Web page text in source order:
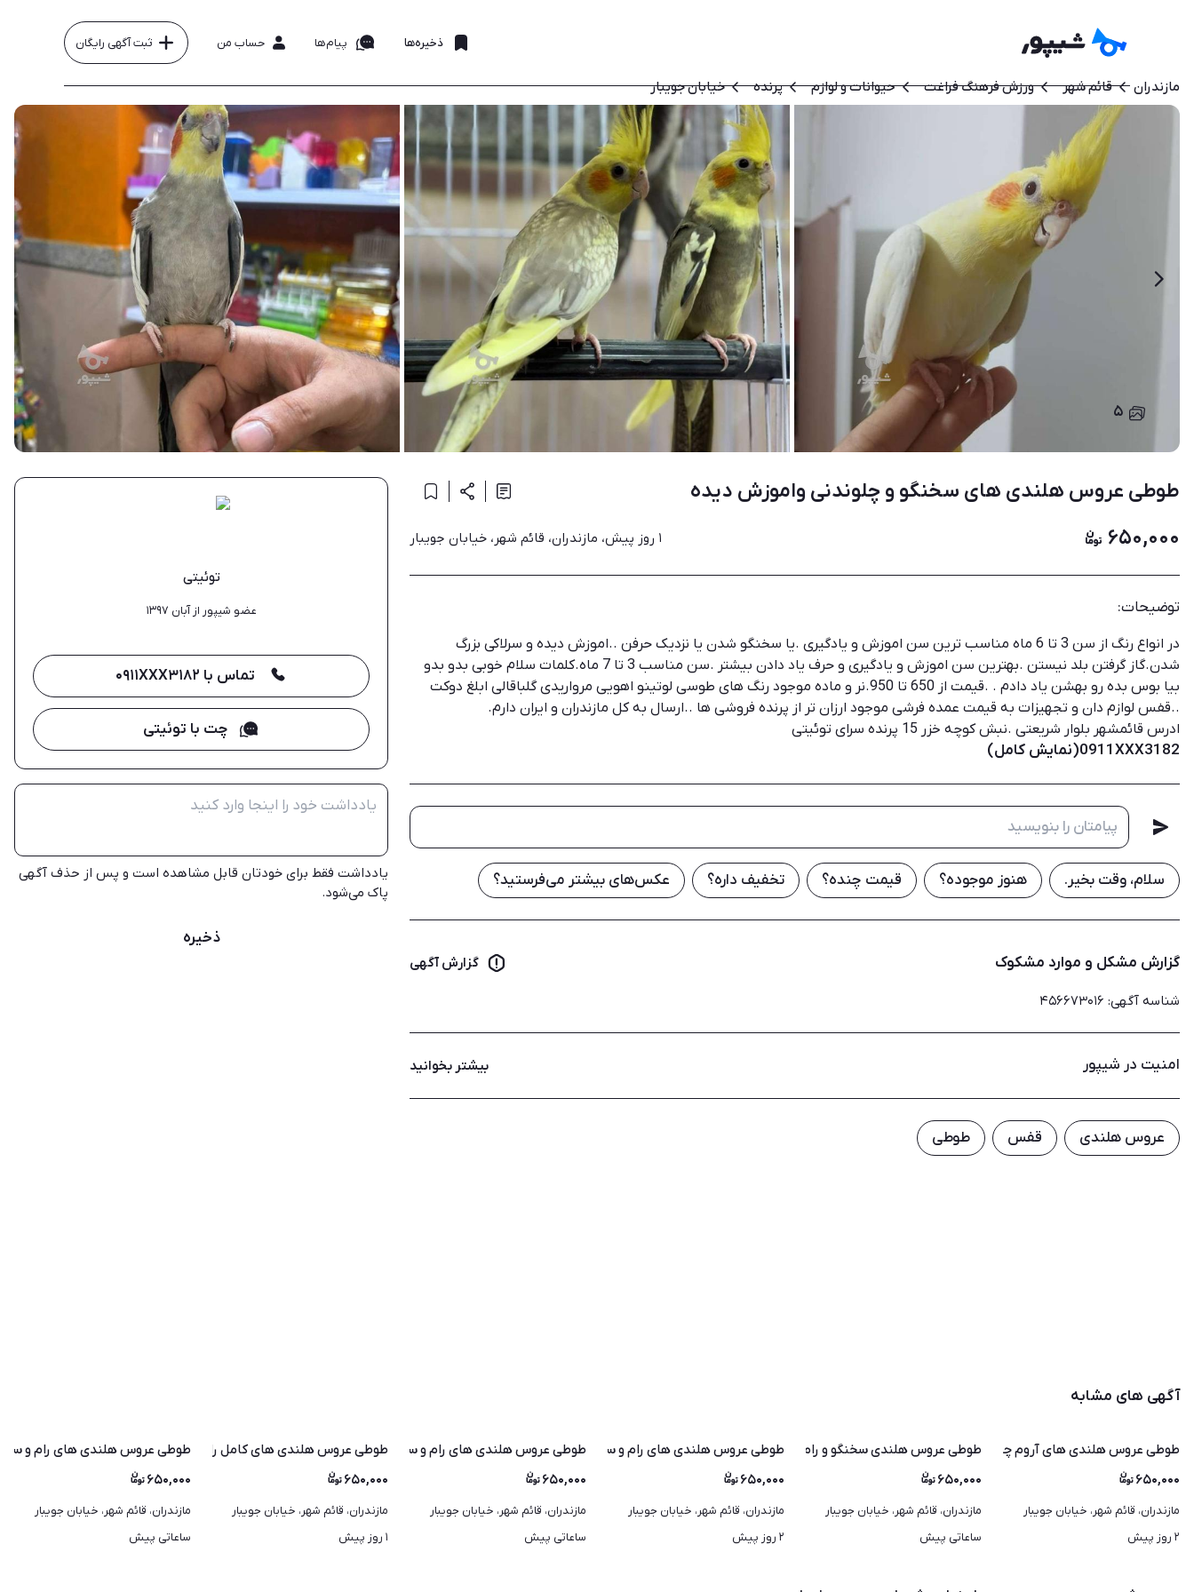
ذخیره‌ها پیام‌ها حساب من ثبت آگهی رایگان
مازندران قائم شهر ورزش فرهنگ فراغت حیوانات و لوازم پرنده خیابان جویبار
۵
طوطی عروس هلندی های سخنگو و چلوندنی واموزش دیده
۶۵۰,۰۰۰
۱ روز پیش، مازندران، قائم شهر، خیابان جویبار
توضیحات:
در انواع رنگ از سن 3 تا 6 ماه مناسب ترین سن اموزش و یادگیری .یا سخنگو شدن یا نزدیک حرفن ..اموزش دیده و سرلاکی بزرگ
شدن.گاز گرفتن بلد نیستن .بهترین سن اموزش و یادگیری و حرف یاد دادن بیشتر .سن مناسب 3 تا 7 ماه.کلمات سلام خوبی بدو بدو
بیا بوس بده رو بهشن یاد دادم . .قیمت از 650 تا 950.نر و ماده موجود رنگ های طوسی لوتینو اهویی مرواریدی گلباقالی ابلغ دوکت
..قفس لوازم دان و تجهیزات به قیمت عمده فرشی موجود ارزان تر از پرنده فروشی ها ..ارسال به کل مازندران و ایران دارم.
ادرس قائمشهر بلوار شریعتی .نبش کوچه خزر 15 پرنده سرای توئیتی
0911XXX3182(نمایش کامل)
سلام، وقت بخیر. هنوز موجوده؟ قیمت چنده؟ تخفیف داره؟ عکس‌های بیشتر می‌فرستید؟
گزارش مشکل و موارد مشکوک گزارش آگهی
شناسه آگهی: ۴۵۶۶۷۳۰۱۶
امنیت در شیپور بیشتر بخوانید
عروس هلندی قفس طوطی
توئیتی
عضو شیپور از آبان ۱۳۹۷
تماس با ۰۹۱۱XXX۳۱۸۲
چت با توئیتی
یادداشت فقط برای خودتان قابل مشاهده است و پس از حذف آگهی
پاک می‌شود.
ذخیره
آگهی های مشابه
طوطی عروس هلندی های آروم چلوندنی و سخنگو و اموزش دیده
۶۵۰,۰۰۰
مازندران، قائم شهر، خیابان جویبار
۲ روز پیش
طوطی عروس هلندی سخنگو و رام و چلوندنی انواع رنگ اموزش دیده
۶۵۰,۰۰۰
مازندران، قائم شهر، خیابان جویبار
ساعاتی پیش
طوطی عروس هلندی های رام و سخنگو و اموزش دیده رنگ مختلف
۶۵۰,۰۰۰
مازندران، قائم شهر، خیابان جویبار
۲ روز پیش
طوطی عروس هلندی های رام و سخنگو و چلوندنی 2 تا 7 ماه
۶۵۰,۰۰۰
مازندران، قائم شهر، خیابان جویبار
ساعاتی پیش
طوطی عروس هلندی های کامل رام و سخنگو و اموزش دیده رنگ مختلف
۶۵۰,۰۰۰
مازندران، قائم شهر، خیابان جویبار
۱ روز پیش
طوطی عروس هلندی های رام و
۶۵۰,۰۰۰
مازندران، قائم شهر، خیابان جویبار
ساعاتی پیش